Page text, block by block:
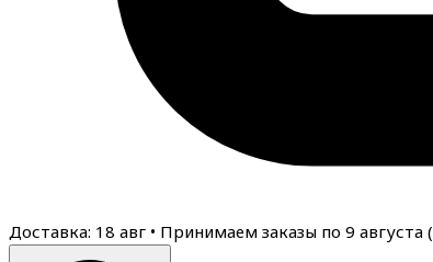
Доставка: 18 авг • Принимаем заказы по 9 августа (